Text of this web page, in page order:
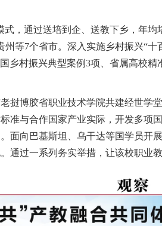
，通过送培到企、送教下乡，年
等7个省市。深入实施乡村振兴“
乡村振兴典型案例3项、省属高校
挝博胶省职业技术学院共建经世学
准与合作国家产业实际，开发多项
面向巴基斯坦、乌干达等国学员开
通过一系列务实举措，让该校职业